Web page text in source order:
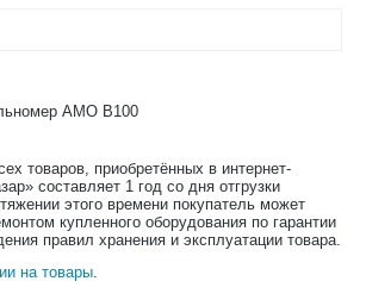
AMO B100
товаров, приобретённых в интернет-
составляет 1 год со дня отгрузки
этого времени покупатель может
купленного оборудования по гарантии
правил хранения и эксплуатации товара.
на товары